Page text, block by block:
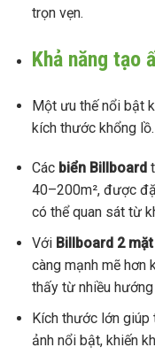
trọn vẹn.
Khả năng tạo
Một ưu thế nổi bật
kích thước khổng lồ.
Các biển Billboard
40–200m², được
có thể quan sát từ
Với Billboard 2 mặt
càng mạnh mẽ hơn
thấy từ nhiều
Kích thước lớn giúp
ảnh nổi bật, khiến